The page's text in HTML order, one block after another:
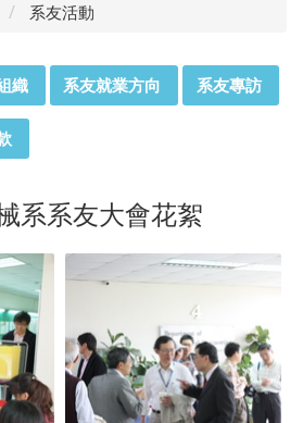
系友活動
織 系友就業方向 系友專訪
系系友大會花絮